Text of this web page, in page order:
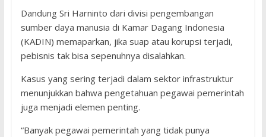
Dandung Sri Harninto dari divisi pengembangan
sumber daya manusia di Kamar Dagang Indonesia
(KADIN) memaparkan, jika suap atau korupsi terjadi,
pebisnis tak bisa sepenuhnya disalahkan.
Kasus yang sering terjadi dalam sektor infrastruktur
menunjukkan bahwa pengetahuan pegawai pemerintah
juga menjadi elemen penting.
“Banyak pegawai pemerintah yang tidak punya